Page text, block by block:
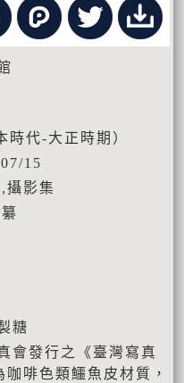
代-大正時期）
15
攝影集
糖
會發行之《臺灣寫真
啡色類鱷魚皮材質，